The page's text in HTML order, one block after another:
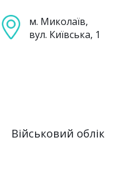
м. Миколаїв,
вул. Київська, 1
Військовий облік